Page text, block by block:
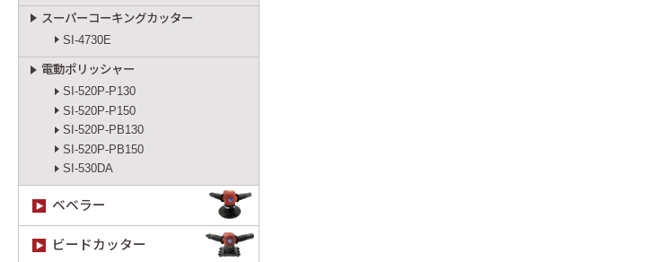
スーパーコーキングカッター
SI-4730E
電動ポリッシャー
SI-520P-P130
SI-520P-P150
SI-520P-PB130
SI-520P-PB150
SI-530DA
ベベラー
ビードカッター